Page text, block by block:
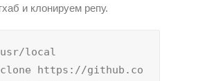
и клонируем репу.
local
https://github.co